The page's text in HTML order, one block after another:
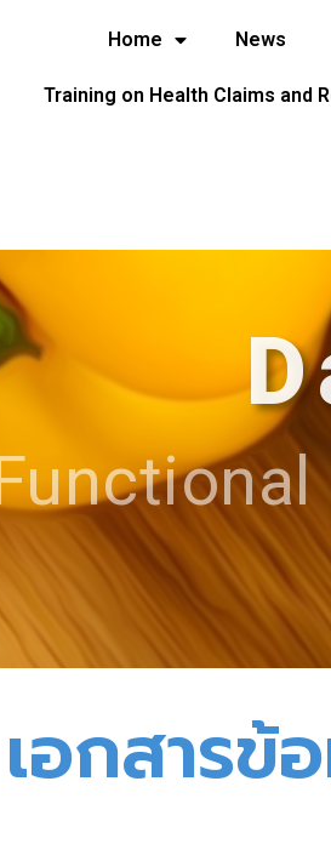
Home News
Training on Health Claims and
เอกสารข้